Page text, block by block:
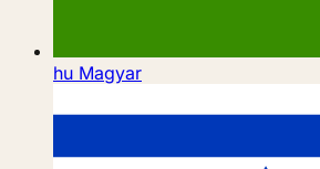
hu Magyar